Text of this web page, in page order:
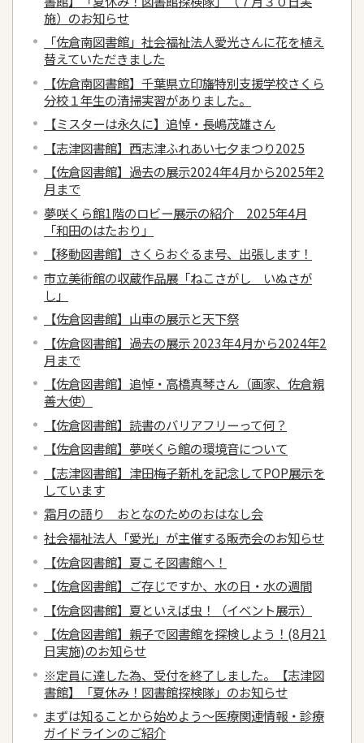
施）のお知らせ
「佐倉南図書館」社会福祉法人愛光さんに花を植え
替えていただきました
【佐倉南図書館】千葉県立印旛特別支援学校さくら
分校１年生の清掃実習がありました。
【ミスターは永久に】追悼・長嶋茂雄さん
【志津図書館】西志津ふれあい七夕まつり2025
【佐倉図書館】過去の展示2024年4月から2025年2
月まで
夢咲くら館1階のロビー展示の紹介 2025年4月
「和田のはたおり」
【移動図書館】さくらおぐるま号、出張します！
市立美術館の収蔵作品展「ねこさがし いぬさが
し」
【佐倉図書館】山車の展示と天下祭
【佐倉図書館】過去の展示 2023年4月から2024年2
月まで
【佐倉図書館】追悼・高橋真琴さん（画家、佐倉親
善大使）
【佐倉図書館】読書のバリアフリーって何？
【佐倉図書館】夢咲くら館の環境音について
【志津図書館】津田梅子新札を記念してPOP展示を
しています
霜月の語り おとなのためのおはなし会
社会福祉法人「愛光」が主催する販売会のお知らせ
【佐倉図書館】夏こそ図書館へ！
【佐倉図書館】ご存じですか、水の日・水の週間
【佐倉図書館】夏といえば虫！（イベント展示）
【佐倉図書館】親子で図書館を探検しよう！(8月21
日実施)のお知らせ
※定員に達した為、受付を終了しました。【志津図
書館】「夏休み！図書館探検隊」のお知らせ
まずは知ることから始めよう～医療関連情報・診療
ガイドラインのご紹介